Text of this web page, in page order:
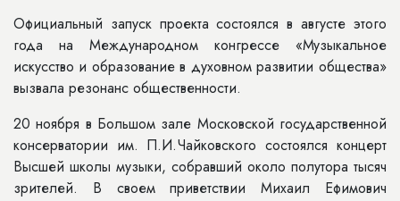
Официальный запуск проекта состоялся в августе этого
года на Международном конгрессе «Музыкальное
искусство и образование в духовном развитии общества»
вызвала резонанс общественности.
20 ноября в Большом зале Московской государственной
консерватории им. П.И.Чайковского состоялся концерт
Высшей школы музыки, собравший около полутора тысяч
зрителей. В своем приветствии Михаил Ефимович